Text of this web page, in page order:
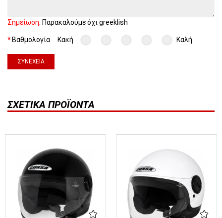
Σημείωση: Παρακαλούμε όχι greeklish
Βαθμολογία Κακή Καλή
ΣΥΝΈΧΕΙΑ
ΣΧΕΤΙΚΆ ΠΡΟΪΌΝΤΑ